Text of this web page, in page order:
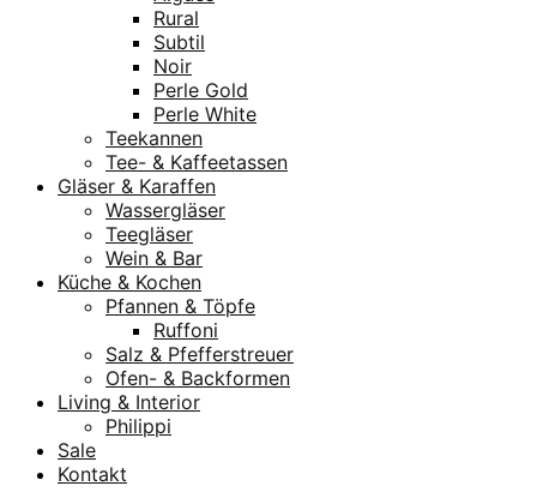
Rural
Subtil
Noir
Perle Gold
Perle White
Teekannen
Tee- & Kaffeetassen
Gläser & Karaffen
Wassergläser
Teegläser
Wein & Bar
Küche & Kochen
Pfannen & Töpfe
Ruffoni
Salz & Pfefferstreuer
Ofen- & Backformen
Living & Interior
Philippi
Sale
Kontakt